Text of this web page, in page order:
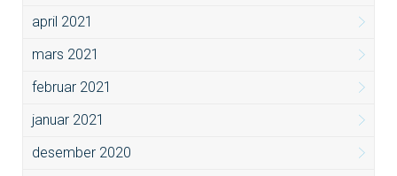
april 2021
mars 2021
februar 2021
januar 2021
desember 2020